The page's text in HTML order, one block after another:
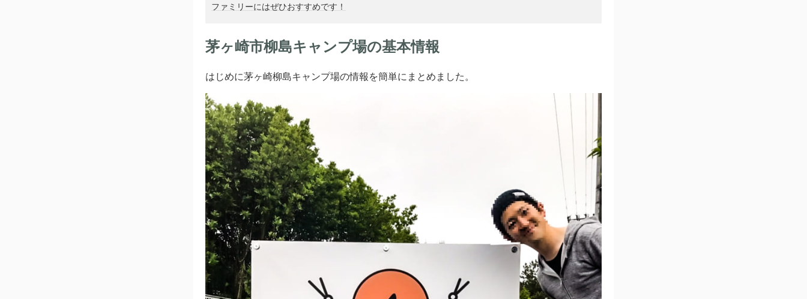
ファミリーにはぜひおすすめです！
茅ヶ崎市柳島キャンプ場の基本情報
はじめに茅ヶ崎柳島キャンプ場の情報を簡単にまとめました。